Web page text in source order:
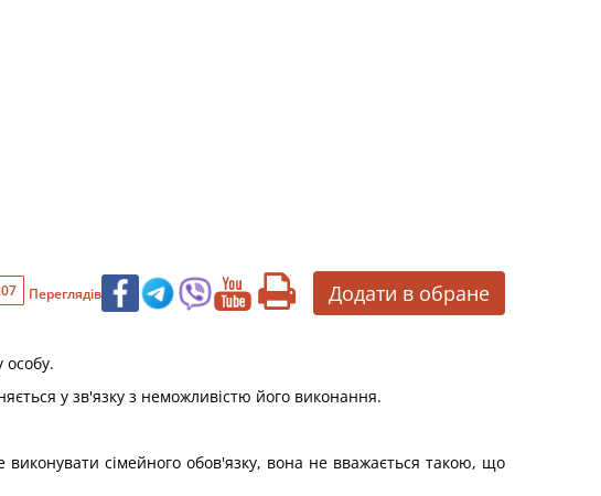
Переглядів Додати в обране
особу.
у зв'язку з неможливістю його виконання.
сімейного обов'язку, вона не вважається такою, що